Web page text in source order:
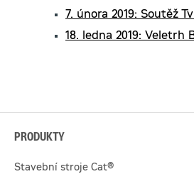
7. února 2019: Soutěž
18. ledna 2019:
PRODUKTY
Stavební stroje Cat®